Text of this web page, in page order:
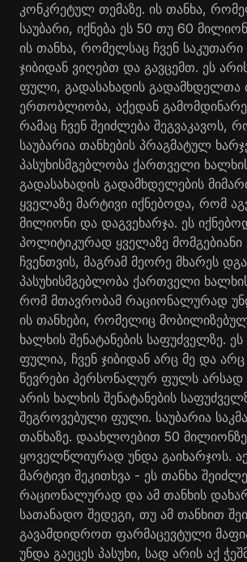
კონკრეტულ თემაზე. ის თანხა,
საუბარი, იქნება ეს 50 თუ 60
ის თანხა, რომელსაც ჩვენ
ჯიბიდან ვიღებთ და გავცემთ. ეს
ფული, გადასახადის გადამხდელთა
ერთობლიობა, აქედან
რამაც ჩვენ შეიძლება შეგვაკავოს,
საუბარია თანხების პრაგმატულ
პასუხისმგებლობა ქართველი
გადასახადის გადამხდელების
ყველაზე მარტივი იქნებოდა, რომ
მილიონი და დაგვეხარჯა. ეს
პოლიტიკურად ყველაზე მომგებიანი
ჩვენთვის, მაგრამ მეორე მხარეს
პასუხისმგებლობა ქართველი
რომ მთავრობამ რაციონალურად
ის თანხები, რომელიც
ხალხის შენატანების საფუძველზე.
ფულია, ჩვენ ჯიბიდან არც მე და
წევრები პერსონალურ ფულს არსად
არის ხალხის შენატანების
შეგროვებული ფული. საუბარია
თანხაზე. დაახლოებით 50
ყოველწლიურად უნდა გაიხარჯოს.
მარტივი შეკითხვა - ეს თანხა
რაციონალურად და ამ თანხის
სათანადო შედეგი, თუ ამ თანხით
გავამდიდროთ ფარმაცევტული
უნდა გაეცეს პასუხი, სად არის აქ